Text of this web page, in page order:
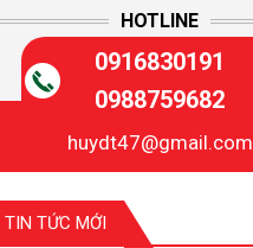
HOTLINE
0916830191
0988759682
huydt47@gmail.com
TIN TỨC MỚI